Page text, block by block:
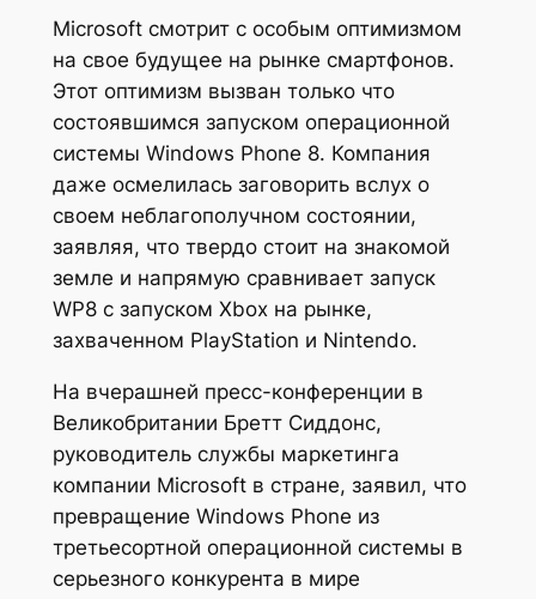
Microsoft смотрит с особым оптимизмом
на свое будущее на рынке смартфонов.
Этот оптимизм вызван только что
состоявшимся запуском операционной
системы Windows Phone 8. Компания
даже осмелилась заговорить вслух о
своем неблагополучном состоянии,
заявляя, что твердо стоит на знакомой
земле и напрямую сравнивает запуск
WP8 с запуском Xbox на рынке,
захваченном PlayStation и Nintendo.
На вчерашней пресс-конференции в
Великобритании Бретт Сиддонс,
руководитель службы маркетинга
компании Microsoft в стране, заявил, что
превращение Windows Phone из
третьесортной операционной системы в
серьезного конкурента в мире